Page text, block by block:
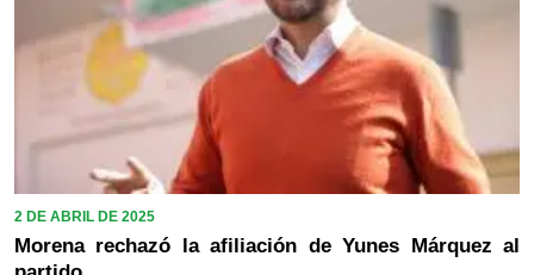
2 DE ABRIL DE 2025
Morena rechazó la afiliación de Yunes Márquez al